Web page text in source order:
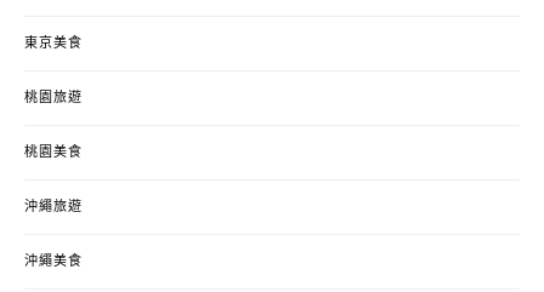
東京美食
桃園旅遊
桃園美食
沖繩旅遊
沖繩美食